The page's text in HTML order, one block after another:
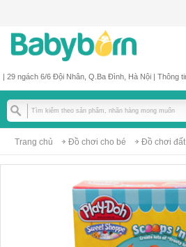
| 29 ngách 6/6 Đội Nhân, Q.Ba Đình, Hà Nội | Thông
Trang chủ Đồ chơi cho bé Đồ chơi đất